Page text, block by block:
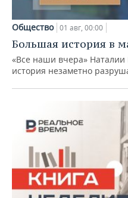
Общество 01 авг, 00:00
Большая история в
«Все наши вчера» Наталии
история незаметно